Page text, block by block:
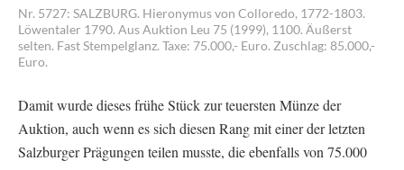
Nr. 5727: SALZBURG. Hieronymus von Colloredo, 1772-1803.
Löwentaler 1790. Aus Auktion Leu 75 (1999), 1100. Äußerst
selten. Fast Stempelglanz. Taxe: 75.000,- Euro. Zuschlag: 85.000,-
Euro.
Damit wurde dieses frühe Stück zur teuersten Münze der
Auktion, auch wenn es sich diesen Rang mit einer der letzten
Salzburger Prägungen teilen musste, die ebenfalls von 75.000